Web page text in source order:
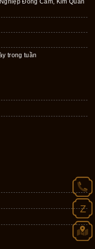
trong tuần
Z